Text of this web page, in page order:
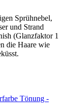
Sprühnebel,
und Strand
(Glanzfaktor 1
die Haare wie